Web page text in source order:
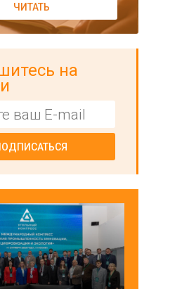
ЧИТАТЬ
на